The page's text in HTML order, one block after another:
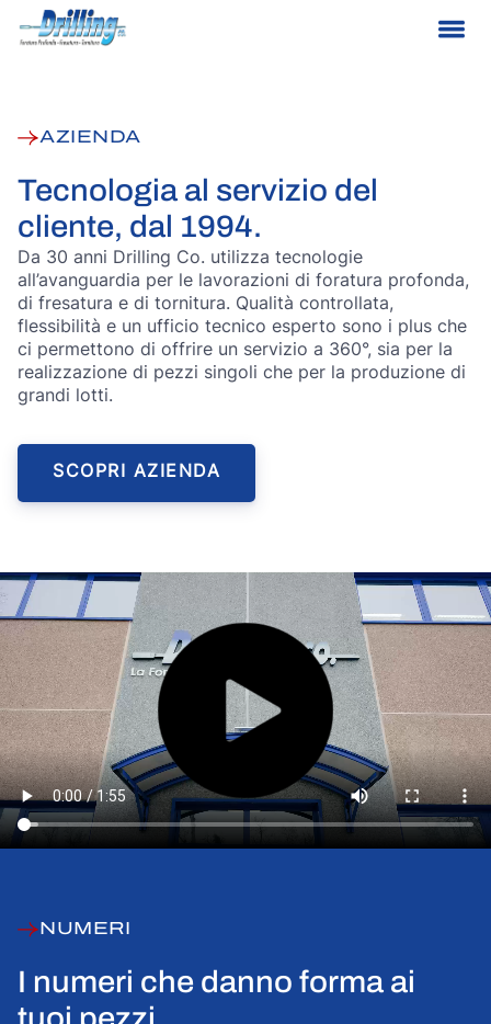
AZIENDA
Tecnologia al servizio del
cliente, dal 1994.
Da 30 anni Drilling Co. utilizza tecnologie
all’avanguardia per le lavorazioni di foratura profonda,
di fresatura e di tornitura. Qualità controllata,
flessibilità e un ufficio tecnico esperto sono i plus che
ci permettono di offrire un servizio a 360°, sia per la
realizzazione di pezzi singoli che per la produzione di
grandi lotti.
SCOPRI AZIENDA
NUMERI
I numeri che danno forma ai